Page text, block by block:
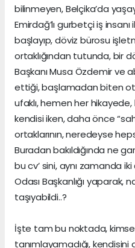
bilinmeyen, Belçika’da
Emirdağ’lı gurbetçi iş
başlayıp, döviz bürosu
ortaklığından tutunda, bir
Başkanı Musa Özdemir ve
ettiği, başlamadan biten
ufaklı, hemen her
kendisi iken, daha önce
ortaklarının, neredeyse
Buradan bakıldığında ne
bu cv’ sini, aynı zamanda
Odası Başkanlığı yaparak,
taşıyabildi..?
İşte tam bu noktada,
tanımlayamadığı,